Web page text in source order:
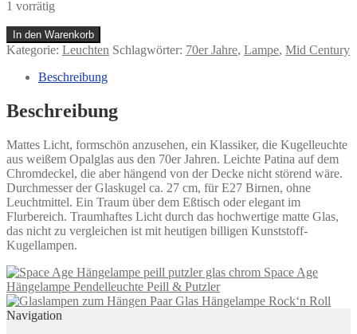
1 vorrätig
Kugelleuchte
Hängelampe
Opalglas
Menge
In den Warenkorb
Kategorie: Leuchten Schlagwörter: 70er Jahre, Lampe, Mid Century
Beschreibung
Beschreibung
Mattes Licht, formschön anzusehen, ein Klassiker, die Kugelleuchte
aus weißem Opalglas aus den 70er Jahren. Leichte Patina auf dem
Chromdeckel, die aber hängend von der Decke nicht störend wäre.
Durchmesser der Glaskugel ca. 27 cm, für E27 Birnen, ohne
Leuchtmittel. Ein Traum über dem Eßtisch oder elegant im
Flurbereich. Traumhaftes Licht durch das hochwertige matte Glas,
das nicht zu vergleichen ist mit heutigen billigen Kunststoff-
Kugellampen.
Space Age
Hängelampe Pendelleuchte Peill & Putzler
Paar Glas Hängelampe Rock‘n Roll
Navigation